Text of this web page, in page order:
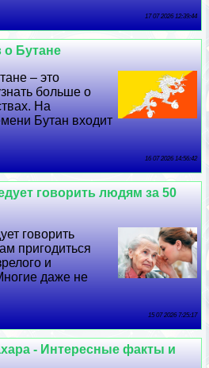
17 07 2026 12:39:44
о Бутане
– это
больше о
На
Бутан входит
16 07 2026 14:56:42
говорить людям за 50
говорить
пригодиться
и
даже не
15 07 2026 7:25:17
- Интересные факты и